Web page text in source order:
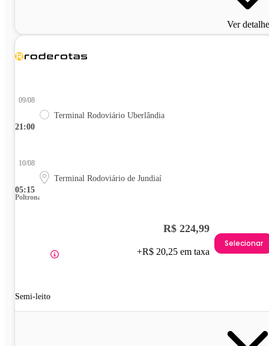
Ver
21:00
09/08
Terminal Rodoviário Uberlândia
05:15
10/08
Terminal Rodoviário de Jundiaí
Poltrona
Semi-leito
R$ 224,99
+R$ 20,25 em taxa
Selecionar